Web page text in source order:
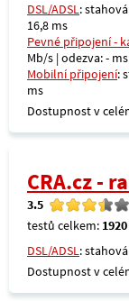
DSL/ADSL:
16,8 ms
Pevné připojení -
Mb/s | odezva: - ms
Mobilní připojení:
ms
Dostupnost v
CRA.cz -
3.5
testů celkem: 1920
DSL/ADSL:
Dostupnost v